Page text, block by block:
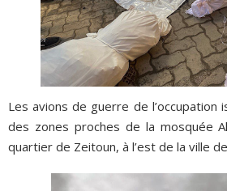
Les avions de guerre de l’occupation
des zones proches de la mosquée
quartier de Zeitoun, à l’est de la ville